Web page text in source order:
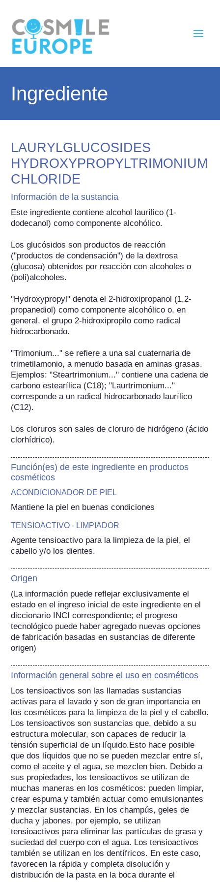
Ingrediente
LAURYLGLUCOSIDES
HYDROXYPROPYLTRIMONIUM
CHLORIDE
Información de la sustancia
Este ingrediente contiene alcohol laurílico (1-
dodecanol) como componente alcohólico.
Los glucósidos son productos de reacción
("productos de condensación") de la dextrosa
(glucosa) obtenidos por reacción con alcoholes o
(poli)alcoholes.
"Hydroxypropyl" denota el 2-hidroxipropanol (1,2-
propanediol) como componente alcohólico o, en
general, el grupo 2-hidroxipropilo como radical
hidrocarbonado.
"Trimonium..." se refiere a una sal cuaternaria de
trimetilamonio, a menudo basada en aminas grasas.
Ejemplos: "Steartrimonium..." contiene una cadena de
carbono estearílica (C18); "Laurtrimonium..."
corresponde a un radical hidrocarbonado laurílico
(C12).
Los cloruros son sales de cloruro de hidrógeno (ácido
clorhídrico).
Función(es) de este ingrediente en productos
cosméticos
ACONDICIONADOR DE PIEL
Mantiene la piel en buenas condiciones
TENSIOACTIVO - LIMPIADOR
Agente tensioactivo para la limpieza de la piel, el
cabello y/o los dientes.
Origen
(La información puede reflejar exclusivamente el
estado en el ingreso inicial de este ingrediente en el
diccionario INCI correspondiente; el progreso
tecnológico puede haber agregado nuevas opciones
de fabricación basadas en sustancias de diferente
origen)
Información general sobre el uso en cosméticos
Los tensioactivos son las llamadas sustancias
activas para el lavado y son de gran importancia en
los cosméticos para la limpieza de la piel y el cabello.
Los tensioactivos son sustancias que, debido a su
estructura molecular, son capaces de reducir la
tensión superficial de un líquido.Esto hace posible
que dos líquidos que no se pueden mezclar entre sí,
como el aceite y el agua, se mezclen bien. Debido a
sus propiedades, los tensioactivos se utilizan de
muchas maneras en los cosméticos: pueden limpiar,
crear espuma y también actuar como emulsionantes
y mezclar sustancias. En los champús, geles de
ducha y jabones, por ejemplo, se utilizan
tensioactivos para eliminar las partículas de grasa y
suciedad del cuerpo con el agua. Los tensioactivos
también se utilizan en los dentífricos. En este caso,
favorecen la rápida y completa disolución y
distribución de la pasta en la boca durante el